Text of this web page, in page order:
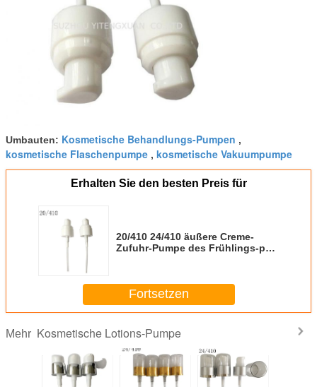
Umbauten: Kosmetische Behandlungs-Pumpen ,
kosmetische Flaschenpumpe , kosmetische Vakuumpumpe
Erhalten Sie den besten Preis für
20/410 24/410 äußere Creme-
Zufuhr-Pumpe des Frühlings-pp.
Fortsetzen
Mehr Kosmetische Lotions-Pumpe